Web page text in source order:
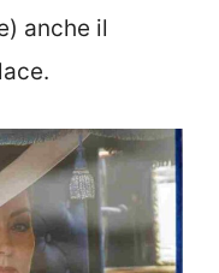
anche il